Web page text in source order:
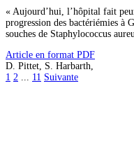
« Aujourd’hui, l’hôpital fait
progression des bactériémies à
souches de Staphylococcus
Article en format PDF
D. Pittet, S. Harbarth,
1 2 ... 11 Suivante